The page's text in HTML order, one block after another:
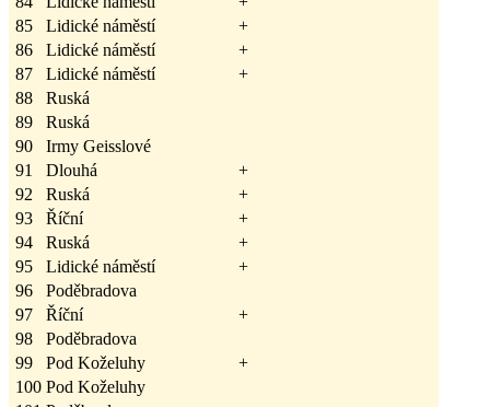
85
Lidické náměstí
+
86
Lidické náměstí
+
87
Lidické náměstí
+
88
Ruská
89
Ruská
90
Irmy Geisslové
91
Dlouhá
+
92
Ruská
+
93
Říční
+
94
Ruská
+
95
Lidické náměstí
+
96
Poděbradova
97
Říční
+
98
Poděbradova
99
Pod Koželuhy
+
100 Pod Koželuhy